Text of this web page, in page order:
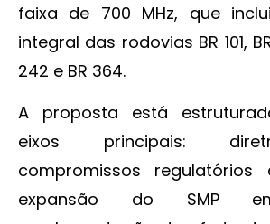
faixa de 700 MHz, que
integral das rodovias BR 101, BR
242 e BR 364.
A proposta está
eixos principais:
compromissos regulatórios
expansão do SMP